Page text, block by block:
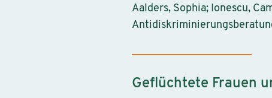
Aalders, Sophia; Ionescu,
Geflüchtete Frauen